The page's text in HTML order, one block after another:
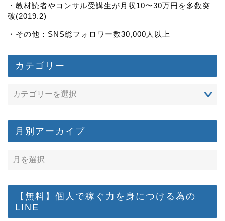
・教材読者やコンサル受講生が月収10〜30万円を多数突
破(2019.2)
・その他：SNS総フォロワー数30,000人以上
カテゴリー
月別アーカイブ
【無料】個人で稼ぐ力を身につける為の
LINE